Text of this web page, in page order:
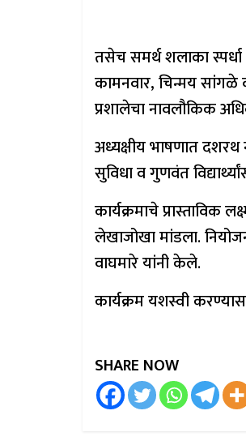
तसेच समर्थ शलाका स्पर्धा
कामनवार, चिन्मय सांगळे
प्रशालेचा नावलौकिक
अध्यक्षीय भाषणात दशरथ
सुविधा व गुणवंत
कार्यक्रमाचे प्रास्ताविक
लेखाजोखा मांडला.
वाघमारे यांनी केले.
कार्यक्रम यशस्वी
SHARE NOW